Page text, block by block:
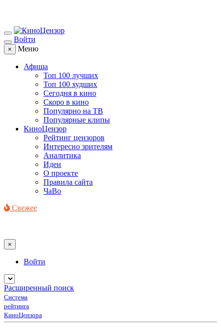
Войти
× Меню
Афиша
Топ 100 лучших
Топ 100 худших
Сегодня в кино
Скоро в кино
Популярно на ТВ
Популярные клипы
КиноЦензор
Рейтинг цензоров
Интересно зрителям
Аналитика
Идеи
О проекте
Правила сайта
ЧаВо
Свежее
×
Войти
Расширенный поиск
Система
рейтинга
КиноЦензора